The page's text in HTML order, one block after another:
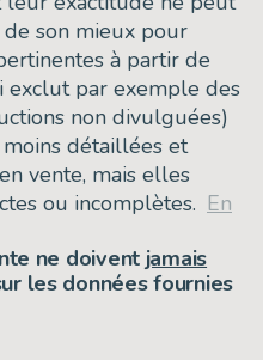
son mieux pour
à partir de
exclut par exemple des
non divulguées)
détaillées et
vente, mais elles
ou incomplètes. En
ne doivent jamais
les données fournies